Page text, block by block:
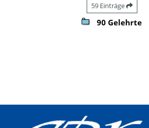
59 Einträge
90 Gelehrte